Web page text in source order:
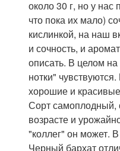
около 30 г, но у
что пока их мало)
кислинкой, на наш
и сочность, и
описать. В целом
нотки"
хорошие и
Сорт самоплодный,
возрасте и
"коллег" он может.
Черный бархат